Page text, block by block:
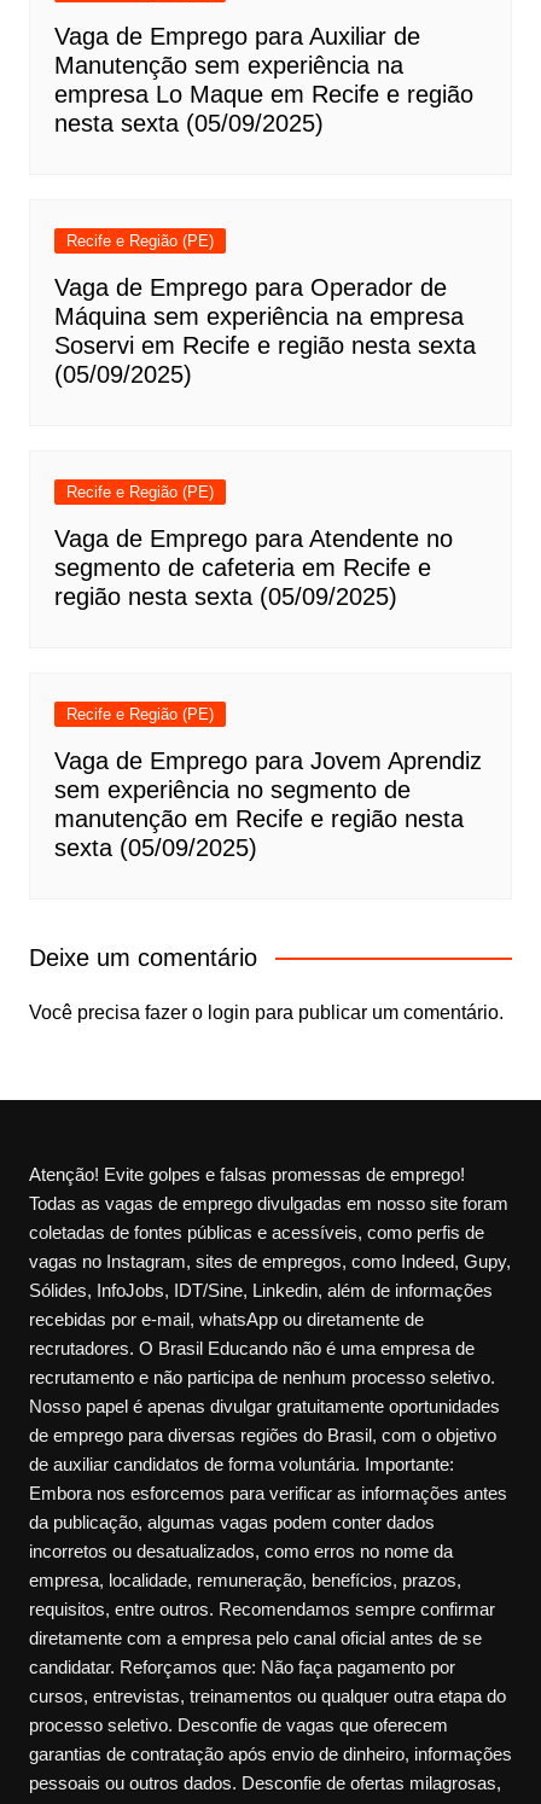
Vaga de Emprego para Auxiliar de
Manutenção sem experiência na
empresa Lo Maque em Recife e região
nesta sexta (05/09/2025)
Recife e Região (PE)
Vaga de Emprego para Operador de
Máquina sem experiência na empresa
Soservi em Recife e região nesta sexta
(05/09/2025)
Recife e Região (PE)
Vaga de Emprego para Atendente no
segmento de cafeteria em Recife e
região nesta sexta (05/09/2025)
Recife e Região (PE)
Vaga de Emprego para Jovem Aprendiz
sem experiência no segmento de
manutenção em Recife e região nesta
sexta (05/09/2025)
Deixe um comentário
Você precisa fazer o login para publicar um comentário.
Atenção! Evite golpes e falsas promessas de emprego!
Todas as vagas de emprego divulgadas em nosso site foram
coletadas de fontes públicas e acessíveis, como perfis de
vagas no Instagram, sites de empregos, como Indeed, Gupy,
Sólides, InfoJobs, IDT/Sine, Linkedin, além de informações
recebidas por e-mail, whatsApp ou diretamente de
recrutadores. O Brasil Educando não é uma empresa de
recrutamento e não participa de nenhum processo seletivo.
Nosso papel é apenas divulgar gratuitamente oportunidades
de emprego para diversas regiões do Brasil, com o objetivo
de auxiliar candidatos de forma voluntária. Importante:
Embora nos esforcemos para verificar as informações antes
da publicação, algumas vagas podem conter dados
incorretos ou desatualizados, como erros no nome da
empresa, localidade, remuneração, benefícios, prazos,
requisitos, entre outros. Recomendamos sempre confirmar
diretamente com a empresa pelo canal oficial antes de se
candidatar. Reforçamos que: Não faça pagamento por
cursos, entrevistas, treinamentos ou qualquer outra etapa do
processo seletivo. Desconfie de vagas que oferecem
garantias de contratação após envio de dinheiro, informações
pessoais ou outros dados. Desconfie de ofertas milagrosas,